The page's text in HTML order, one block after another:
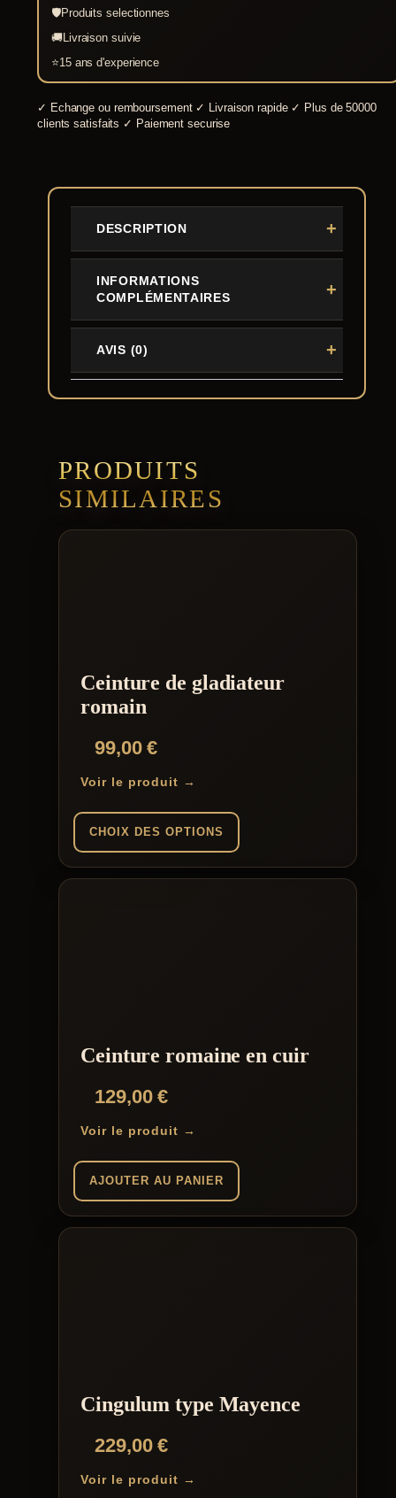
🛡Produits selectionnes
🚚Livraison suivie
⭐15 ans d'experience
✓ Echange ou remboursement ✓ Livraison rapide ✓ Plus de 50000
clients satisfaits ✓ Paiement securise
DESCRIPTION
INFORMATIONS
COMPLÉMENTAIRES
AVIS (0)
PRODUITS
SIMILAIRES
Ceinture de gladiateur
romain
99,00€
Voir le produit →
CHOIX DES OPTIONS
produit
pageCeinture romaine en cuir
129,00€
Voir le produit →
AJOUTER AU PANIER
Cingulum type Mayence
229,00€
Voir le produit →